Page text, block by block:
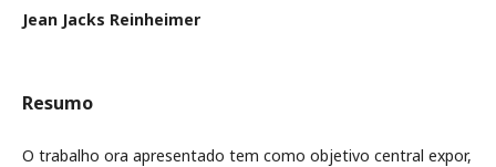
Jean Jacks Reinheimer
Resumo
O trabalho ora apresentado tem como objetivo central expor,